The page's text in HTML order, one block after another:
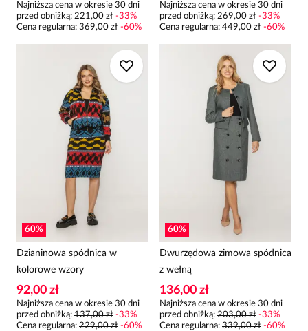
Najniższa cena w okresie 30 dni
przed obniżką: 221,00 zł -33%
Cena regularna: 369,00 zł -60%
Najniższa cena w okresie 30 dni
przed obniżką: 269,00 zł -33%
Cena regularna: 449,00 zł -60%
60%
Dzianinowa spódnica w
kolorowe wzory
92,00 zł
Najniższa cena w okresie 30 dni
przed obniżką: 137,00 zł -33%
Cena regularna: 229,00 zł -60%
60%
Dwurzędowa zimowa spódnica
z wełną
136,00 zł
Najniższa cena w okresie 30 dni
przed obniżką: 203,00 zł -33%
Cena regularna: 339,00 zł -60%